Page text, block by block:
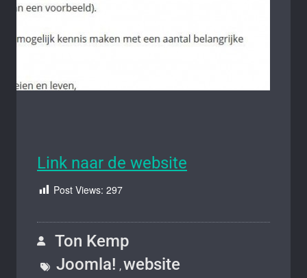
Link naar de website
Post Views: 297
Ton Kemp
Joomla! ,website